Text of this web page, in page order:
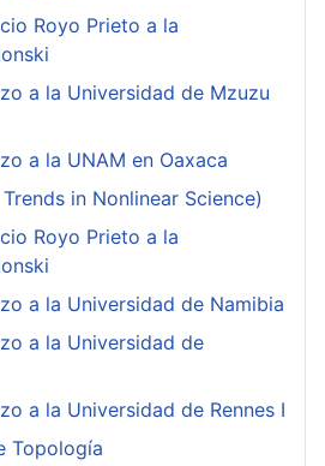
Royo Prieto a la
a la Universidad de Mzuzu
a la UNAM en Oaxaca
in Nonlinear Science)
Royo Prieto a la
a la Universidad de Namibia
a la Universidad de
a la Universidad de Rennes I
Topología